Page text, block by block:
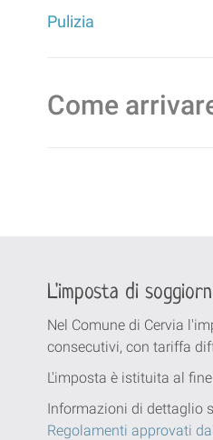
Pulizia
Come
L'imposta di
Nel Comune di Cervia
consecutivi, con tariffa
L'imposta è istituita al
Informazioni di dettaglio
Regolamenti approvati